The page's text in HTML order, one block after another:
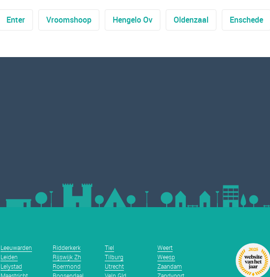
Enter Vroomshoop Hengelo Ov Oldenzaal Enschede
Leeuwarden
Leiden
Lelystad
Ridderkerk
Rijswijk Zh
Roermond
Tiel
Tilburg
Utrecht
Weert
Weesp
Zaandam